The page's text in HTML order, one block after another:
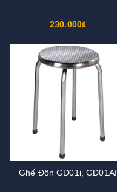
230.000₫
Ghế Đôn GD01i, GD01AI​​​​​​​